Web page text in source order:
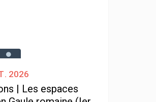
2026
| Les espaces